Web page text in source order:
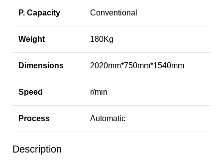
P. Capacity Conventional
Weight 180Kg
Dimensions 2020mm*750mm*1540mm
Speed r/min
Process Automatic
Description